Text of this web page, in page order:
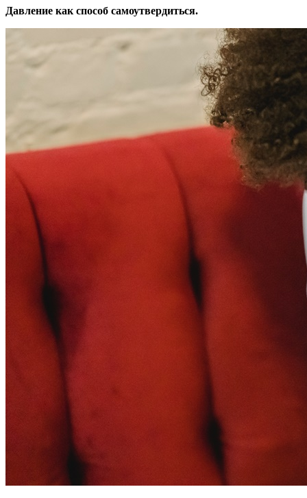
Давление как способ самоутвердиться.